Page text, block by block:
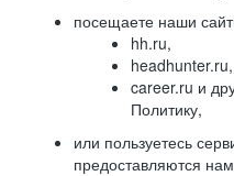
посещаете наши
hh.ru,
headhunter.ru,
career.ru и
Политику,
или пользуетесь
предоставляются